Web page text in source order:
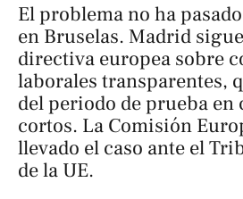
El problema no ha
en Bruselas. Madrid
directiva europea sobre
laborales transparentes,
del periodo de prueba en
cortos. La Comisión
llevado el caso ante el
de la UE.